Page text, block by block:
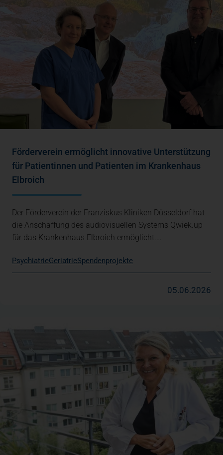
Förderverein ermöglicht innovative Unterstützung
für Patientinnen und Patienten im Krankenhaus
Elbroich
Der Förderverein der Franziskus Kliniken Düsseldorf hat
die Anschaffung des audiovisuellen Systems Qwiek.up
für das Krankenhaus Elbroich ermöglicht.…
PsychiatrieGeriatrieSpendenprojekte
05.06.2026